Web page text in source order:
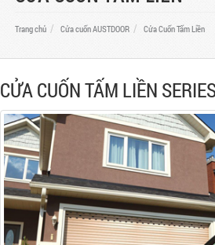
Trang chủ Cửa cuốn AUSTDOOR Cửa Cuốn Tấm Liền
CỬA CUỐN TẤM LIỀN